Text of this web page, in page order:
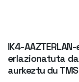
IK4-
erlazionatuta
aurkeztu du